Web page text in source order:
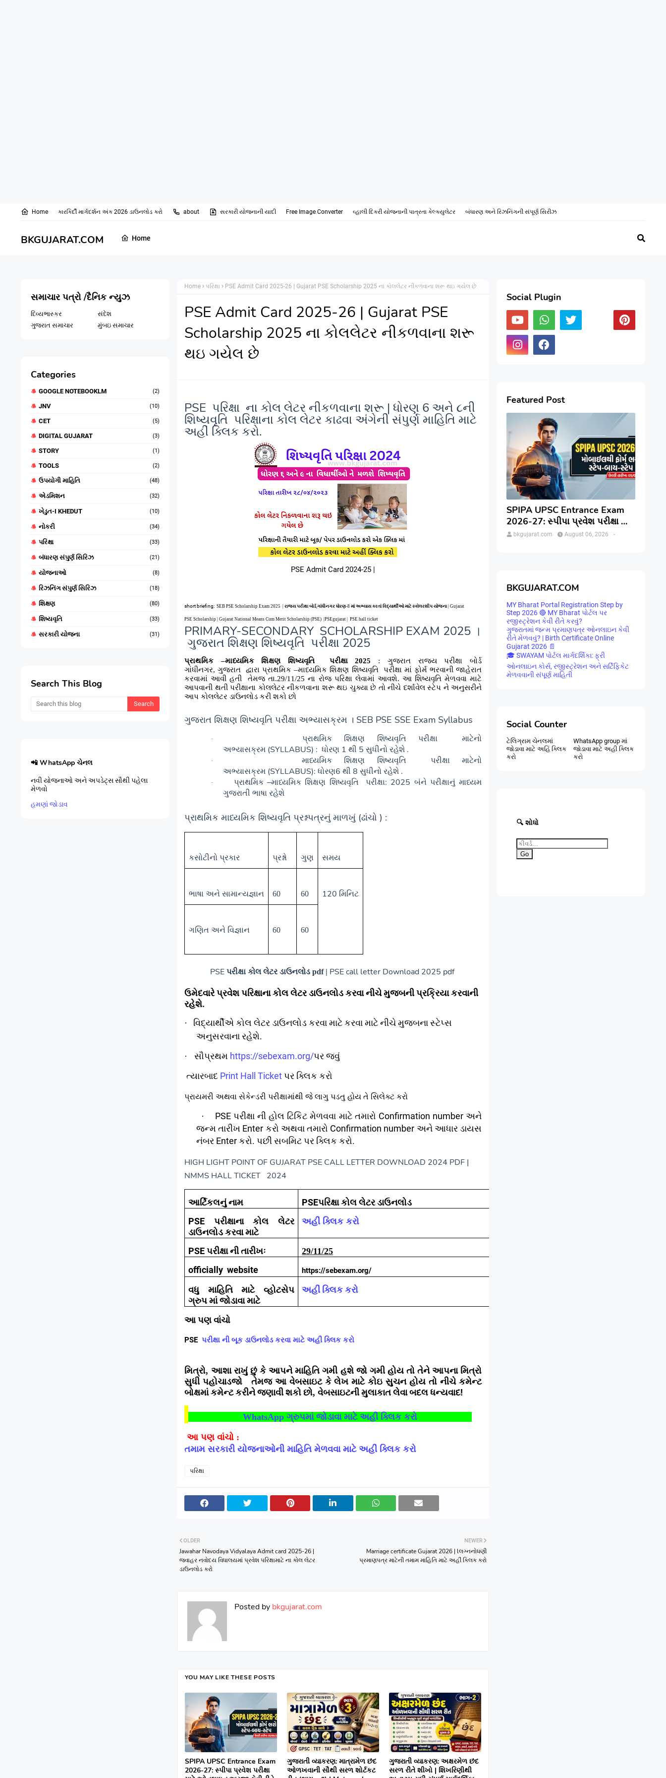
Home કારકિર્દી માર્ગદર્શન અંક 2026 ડાઉનલોડ કરો about સરકારી યોજનાની યાદી Free Image Converter વ્હાલી દિકરી યોજનાની પાત્રતા કેલ્ક્યુલેટર બંધારણ અને રિઝનિંગની સંપૂર્ણ સિરીઝ
BKGUJARAT.COM Home
સમાચાર પત્રો /દૈનિક ન્યુઝ
દિવ્યભાસ્કર
સંદેશ
ગુજરાત સમાચાર
મુંબઇ સમાચાર
Categories
GOOGLE NOTEBOOKLM (2)
JNV (10)
CET (5)
DIGITAL GUJARAT (3)
STORY (1)
TOOLS (2)
ઉપયોગી માહિતિ (48)
એડમિશન (32)
ખેડુત-I KHEDUT (10)
નોકરી (34)
પરિક્ષા (33)
બંધારણ સંપુર્ણ સિરિઝ (21)
યોજનાઓ (8)
રિઝનિંગ સંપુર્ણ સિરિઝ (18)
શિક્ષણ (80)
શિષ્યવૃતિ (33)
સરકારી યોજના (31)
Search This Blog
📲 WhatsApp ચેનલ
નવી યોજનાઓ અને અપડેટ્સ સૌથી પહેલા
મેળવો
હમણાં જોડાવ
Home પરિક્ષા PSE Admit Card 2025-26 | Gujarat PSE Scholarship 2025 ના કોલલેટર નીકળવાના શરૂ થઇ ગયેલ છે
PSE Admit Card 2025-26 | Gujarat PSE
Scholarship 2025 ના કોલલેટર નીકળવાના શરૂ
થઇ ગયેલ છે
PSE પરિક્ષા ના કોલ લેટર નીકળવાના શરૂ | ધોરણ 6 અને ૮ની
શિષ્યવૃતિ પરિક્ષાના કોલ લેટર કાઢવા અંગેની સંપુર્ણ માહિતિ માટે
અહીં ક્લિક કરો.
PSE Admit Card 2024-25 |
short briefing: SEB PSE Scholarship Exam 2025 રાજ્ય પરીક્ષા બોર્ડ,ગાંધીનગર ધોરણ-8 માં અભ્યાસ કરતાં વિદ્યાર્થીઓ માટે સ્કોલરશીપ યોજના | Gujarat
PSE Scholarship | Gujarat National Means Cum Merit Scholarship (PSE) | PSEgujarat | PSE hall ticket
PRIMARY-SECONDARY SCHOLARSHIP EXAM 2025 ।
ગુજરાત શિક્ષણ શિષ્યવૃતિ પરીક્ષા 2025
પ્રાથમિક –માધ્યમિક શિક્ષણ શિષ્યવૃતિ પરીક્ષા2025 : ગુજરાત રાજ્ય પરીક્ષા બોર્ડ
ગાંધીનગર,ગુજરાત દ્વારા પ્રાથમિક –માધ્યમિક શિક્ષણ શિષ્યવૃતિ
પરીક્ષા માં ફોર્મ ભરવાની જાહેરાત
કરવામાં આવી હતી
તેમજ તા.29/11/25 ના રોજ પરિક્ષા લેવામાં આવશે. આ શિષ્યવૃતિ મેળવવા માટે
આપવાની થતી પરીક્ષાના કોલલેટર નીકળવાના શરૂ થઇ ચુક્યા છે તો નીચે દર્શાવેલ સ્ટેપ ને અનુસરીને
આપ કોલલેટર ડાઉનલોડ કરી શકો છો
ગુજરાત શિક્ષણ શિષ્યવૃતિ પરીક્ષા અભ્યાસક્રમ । SEB PSE SSE Exam Syllabus
· પ્રાથમિક શિક્ષણ શિષ્યવૃતિ પરીક્ષા
માટેનો
અભ્યાસક્રમ (SYLLABUS) : ધોરણ 1 થી 5 સુધીનો રહેશે .
· માધ્યમિક શિક્ષણ શિષ્યવૃતિ
પરીક્ષા માટેનો
અભ્યાસક્રમ (SYLLABUS): ધોરણ6 થી 8 સુધીનો રહેશે .
· પ્રાથમિક –માધ્યમિક શિક્ષણ શિષ્યવૃતિ પરીક્ષા: 2025 બંને પરીક્ષાનું માધ્યમ
ગુજરાતી ભાષા રહેશે
પ્રાથમિક માધ્યમિક શિષ્યવૃતિ પ્રશ્નપત્રનું માળખું (ઢાંચો ) :
કસોટીનો પ્રકાર પ્રશ્નો ગુણ સમય
ભાષા અને સામાન્યજ્ઞાન 60 60 120 મિનિટ
ગણિત અને વિજ્ઞાન 60 60
PSE પરીક્ષા કોલ લેટર ડાઉનલોડ pdf | PSEcall letter Download 2025 pdf
ઉમેદવારે પ્રવેશ પરિક્ષાના કોલ લેટર ડાઉનલોડ કરવા નીચે મુજબની પ્રક્રિયા કરવાની
રહેશે.
·
વિદ્યાર્થીએ કોલ લેટર ડાઉનલોડ કરવા માટે કરવા માટે નીચે મુજબના સ્ટેપ્સ
અનુસરવાના રહેશે.
· સૌપ્રથમ https://sebexam.org/પર જવું
ત્યારબાદ Print Hall Ticketપર ક્લિક કરો
પ્રાયમરી અથવા સેકેન્ડરી પરીક્ષામાંથી જે લાગુ પડતુ હોય તે સિલેક્ટ કરો
· PSEપરીક્ષા ની હોલ ટિકિટ મેળવવા માટે તમારો Confirmation numberઅને
જન્મ તારીખ Enter કરો અથવા તમારો Confirmation number અને આધાર ડાયસ
નંબર Enterકરો. પછી સબમિટ પર ક્લિક કરો.
HIGH LIGHT POINT OF GUJARAT PSE CALL LETTER DOWNLOAD 2024 PDF |
NMMS HALL TICKET 2024
આર્ટિકલનું નામ
PSEપરિક્ષા કોલ લેટર ડાઉનલોડ
PSE પરીક્ષાના કોલ લેટર
ડાઉનલોડ કરવા માટે
અહીં ક્લિક કરો
PSE પરીક્ષાની તારીખઃ 29/11/25
officially website https://sebexam.org/
વધુ માહિતિ માટે વ્હોટસેપ
ગ્રુપ માં જોડાવા માટે
અહીં ક્લિક કરો
આ પણ વાંચો
PSE પરીક્ષા ની બૂક ડાઉનલોડ કરવા માટે અહીં ક્લિક કરો
મિત્રો,આશા રાખું છું કે આપને માહિતિ ગમી હશે જો ગમી હોય તો તેને આપના મિત્રો
સુધી પહોચાડજો
તેમજ આ વેબસાઇટ કે લેખ માટે કોઇ સુચન હોય તો નીચે કમેન્ટ
બોક્ષમાં કમેન્ટ કરીને જણાવી શકો છો, વેબસાઇટની મુલાકાત લેવા બદલ ધન્યવાદ!
WhatsApp ગ્રુપમાં જોડાવા માટે અહીં ક્લિક કરો
આ પણ વાંચો :
તમામ સરકારી યોજનાઓની માહિતિ મેળવવા માટે અહીં ક્લિક કરો
પરિક્ષા
NEWER
Marriage certificate Gujarat 2026 | lલગ્નનોધણી
પ્રમાણપત્ર માટેની તમામ માહિતિ માટે અહીં ક્લિક કરો
OLDER
Jawahar Navodaya Vidyalaya Admit card 2025-26 |
જવાહર નવોદય વિધાલયમાં પ્રવેશ પરિક્ષામાટે ના કોલ લેટર
ડાઉનલોડ કરો
Posted by bkgujarat.com
YOU MAY LIKE THESE POSTS
SPIPA UPSC Entrance Exam
2026-27: સ્પીપા પ્રવેશ પરીક્ષા
ગુજરાતી વ્યાકરણ: માત્રામેળ છંદ
ઓળખવાની સૌથી સરળ શોર્ટકટ
ગુજરાતી વ્યાકરણ: અક્ષરમેળ છંદ
સરળ રીતે શીખો | શિખરિણીથી
Social Plugin
Featured Post
SPIPA UPSC Entrance Exam
2026-27: સ્પીપા પ્રવેશ પરીક્ષા માટે
ઓનલાઇન અરજી કેવી રીતે કરવી?
bkgujarat.com -
August 06, 2026
BKGUJARAT.COM
MY Bharat Portal Registration Step by
Step 2026 🔴 MY Bharat પોર્ટલ પર
રજીસ્ટ્રેશન કેવી રીતે કરવું?
ગુજરાતમાં જન્મ પ્રમાણપત્ર ઓનલાઇન કેવી
રીતે મેળવવું? | Birth Certificate Online
Gujarat 2026 📄
🎓 SWAYAM પોર્ટલ માર્ગદર્શિકા: ફ્રી
ઓનલાઇન કોર્સ, રજીસ્ટ્રેશન અને સર્ટિફિકેટ
મેળવવાની સંપૂર્ણ માહિતી
Social Counter
ટેલિગ્રામ ચેનલમાં
જોડાવા માટે અહિં ક્લિક
કરો
WhatsApp group માં
જોડાવા માટે અહી ક્લિક
કરો
🔍 શોધો
Go